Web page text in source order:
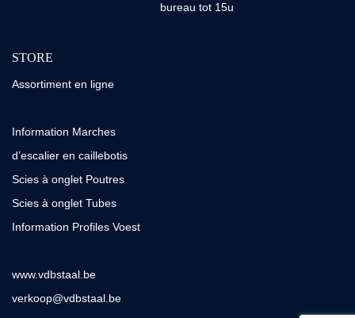
bureau tot 15u
STORE
Assortiment en ligne
Information Marches
d’escalier en caillebotis
Scies à onglet Poutres
Scies à onglet Tubes
Information Profiles Voest
www.vdbstaal.be
verkoop@vdbstaal.be